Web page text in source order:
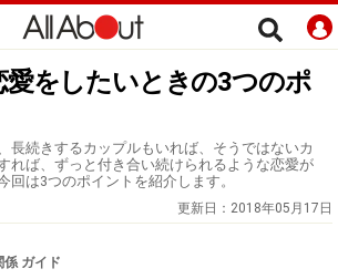
愛をしたいときの3つのポ
長続きするカップルもいれば、そうではないカ
れば、ずっと付き合い続けられるような恋愛が
回は3つのポイントを紹介します。
更新日： 2018年05月17日
係 ガイド